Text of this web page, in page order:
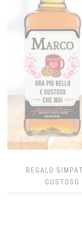
REGALO